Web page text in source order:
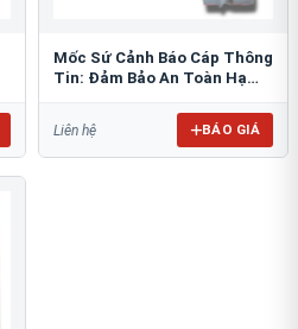
Mốc Sứ Cảnh Báo Cáp Thông
Tin: Đảm Bảo An Toàn Hạ
Liên hệ BÁO GIÁ